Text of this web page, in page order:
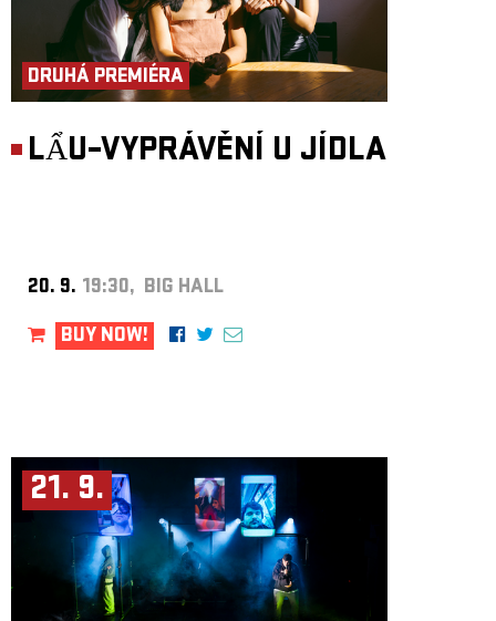
DRUHÁ PREMIÉRA
LẨU–VYPRÁVĚNÍ U JÍDLA
20. 9. 19:30, BIG HALL
BUY NOW!
21. 9.